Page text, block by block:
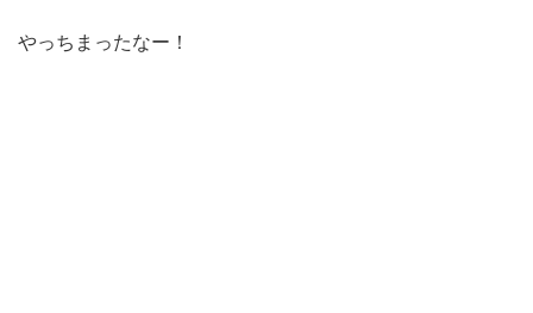
やっちまったなー！